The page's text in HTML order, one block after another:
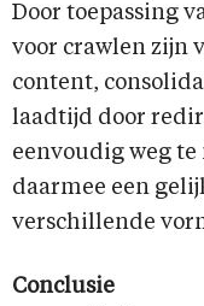
Door toepassing
voor crawlen zijn
content,
laadtijd door
eenvoudig weg
daarmee een
verschillende
Conclusie